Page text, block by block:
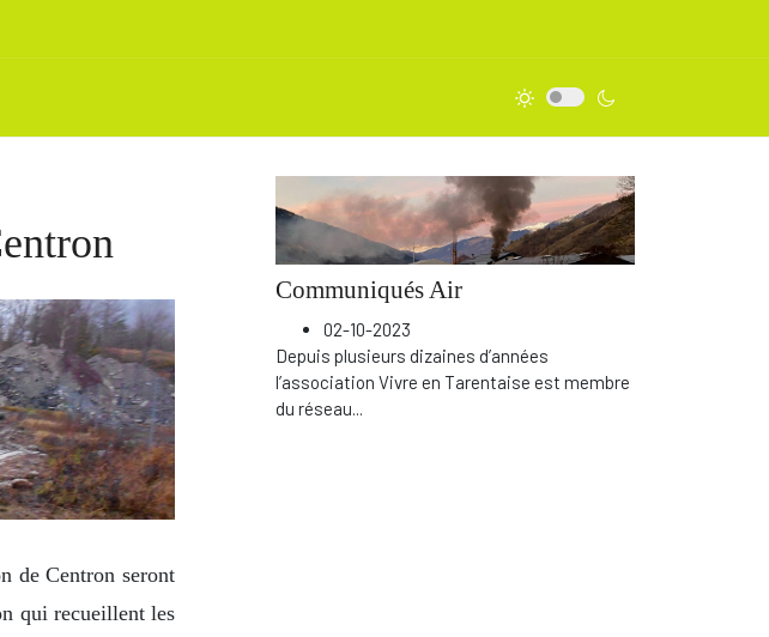
de Centron seront
qui recueillent les
Communiqués Air
02-10-2023
Depuis plusieurs dizaines d’années
l’association Vivre en Tarentaise est membre
du réseau...